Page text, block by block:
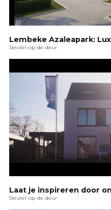
Lembeke Azaleapark:
Sleutel-op-de-deur
Laat je inspireren door
Sleutel-op-de-deur